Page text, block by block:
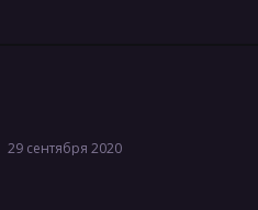
29 сентября 2020